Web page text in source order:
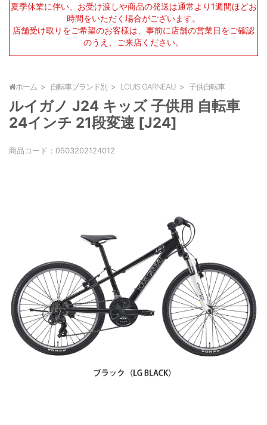
夏季休業に伴い、お受け渡しや商品の発送は通常より1週間ほどお
時間をいただく場合がございます。
店舗受け取りをご希望のお客様は、事前に店舗の営業日をご確認
のうえ、ご来店ください。
ホーム 自転車ブランド別 LOUIS GARNEAU 子供自転車
ルイガノ J24 キッズ 子供用 自転車
24インチ 21段変速 [J24]
商品コード： 0503202124012